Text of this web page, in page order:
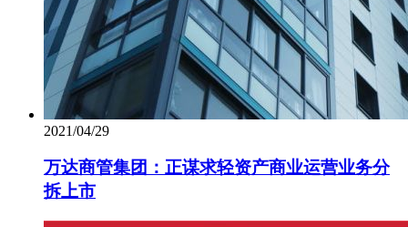
2021/04/29
万达商管集团：正谋求轻资产商业运营业务分
拆上市